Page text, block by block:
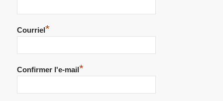
Courriel *
Confirmer l'e-mail *